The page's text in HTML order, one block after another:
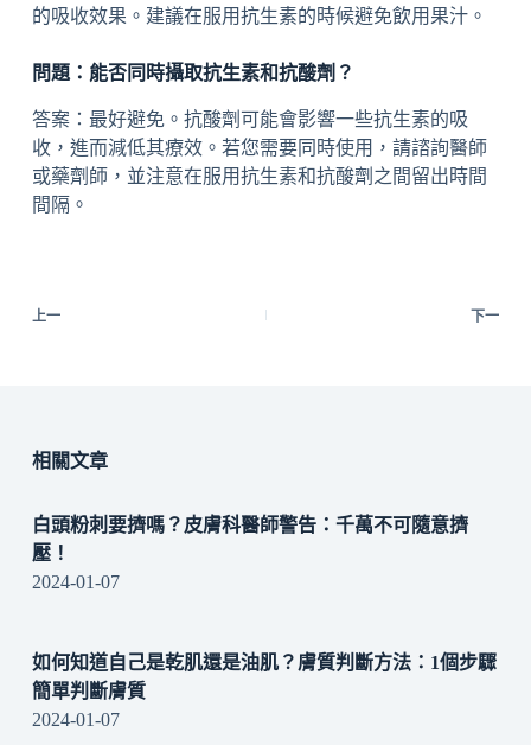
的吸收效果。建議在服用抗生素的時候避免飲用果汁。
問題：能否同時攝取抗生素和抗酸劑？
答案：最好避免。抗酸劑可能會影響一些抗生素的吸
收，進而減低其療效。若您需要同時使用，請諮詢醫師
或藥劑師，並注意在服用抗生素和抗酸劑之間留出時間
間隔。
上一 下一
相關文章
白頭粉刺要擠嗎？皮膚科醫師警告：千萬不可隨意擠
壓！
2024-01-07
如何知道自己是乾肌還是油肌？膚質判斷方法：1個步驟
簡單判斷膚質
2024-01-07